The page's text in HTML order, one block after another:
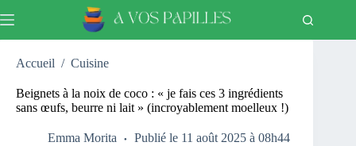
au
Accueil / Cuisine
Beignets à la noix de coco : « je fais ces 3 ingrédients
sans œufs, beurre ni lait » (incroyablement moelleux !)
Emma Morita Publié le 11 août 2025 à 08h44